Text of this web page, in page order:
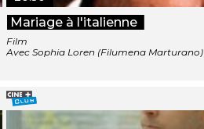
Mariage à l'italienne
Film
Avec Sophia Loren (Filumena Marturano)